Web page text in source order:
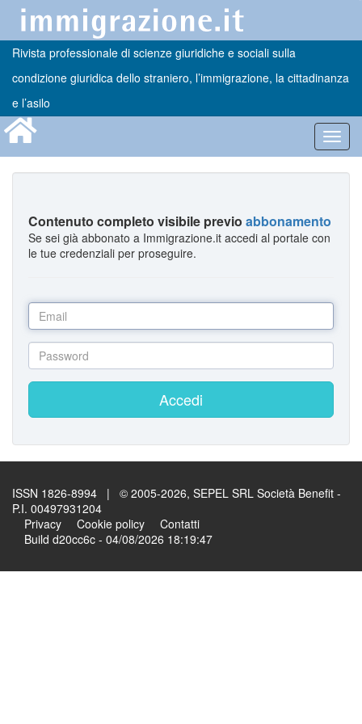
Rivista professionale di scienze giuridiche e sociali sulla
condizione giuridica dello straniero, l’immigrazione, la cittadinanza
e l’asilo
Contenuto completo visibile previo abbonamento
Se sei già abbonato a Immigrazione.it accedi al portale con
le tue credenziali per proseguire.
Accedi
ISSN 1826-8994 | © 2005-2026, SEPEL SRL Società Benefit -
P.I. 00497931204
Privacy
Cookie policy
Contatti
Build d20cc6c - 04/08/2026 18:19:47